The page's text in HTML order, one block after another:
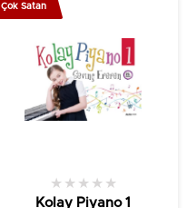
Kolay Piyano 1
★ ★ ★ ★ ★
Çok Satan